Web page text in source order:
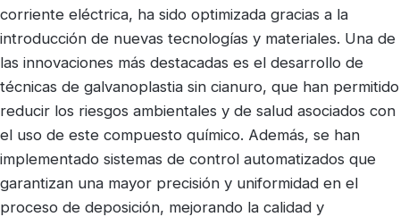
corriente eléctrica, ha sido optimizada gracias a la
introducción de nuevas tecnologías y materiales. Una de
las innovaciones más destacadas es el desarrollo de
técnicas de galvanoplastia sin cianuro, que han permitido
reducir los riesgos ambientales y de salud asociados con
el uso de este compuesto químico. Además, se han
implementado sistemas de control automatizados que
garantizan una mayor precisión y uniformidad en el
proceso de deposición, mejorando la calidad y